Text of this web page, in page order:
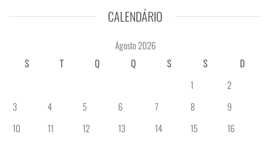
CALENDÁRIO
Agosto 2026
S
T Q Q S S
D
1
2
3
4 5 6 7 8
9
10
11 12 13 14 15
16